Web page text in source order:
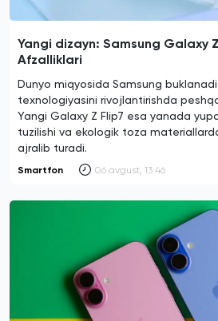
Yangi dizayn: Samsung Galaxy
Afzalliklari
Dunyo miqyosida Samsung
texnologiyasini rivojlantirishda
Yangi Galaxy Z Flip7 esa yanada
tuzilishi va ekologik toza
ajralib turadi.
Smartfon 06 avgust, 13:46